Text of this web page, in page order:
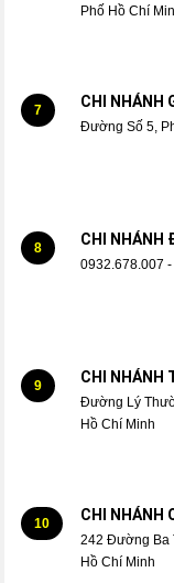
Phố Hồ Chí
7 CHI NHÁNH
Đường Số 5,
8 CHI NHÁNH
0932.678.007
9 CHI NHÁNH
Đường Lý
Hồ Chí Minh
10 CHI NHÁNH
242 Đường Ba
Hồ Chí Minh